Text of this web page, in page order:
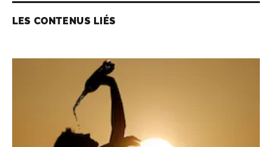
LES CONTENUS LIÉS